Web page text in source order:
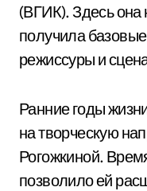
(ВГИК). Здесь она
получила
режиссуры и
Ранние годы
на творческую
Рогожкиной.
позволило ей